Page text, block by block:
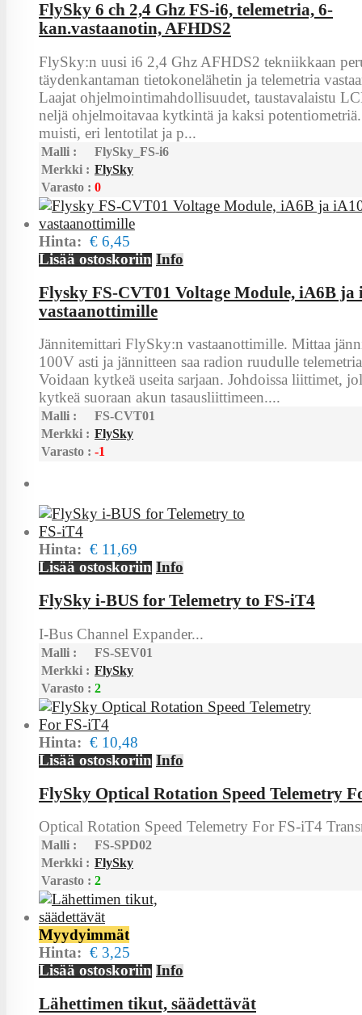
FlySky 6 ch 2,4 Ghz FS-i6, telemetria, 6-
kan.vastaanotin, AFHDS2
FlySky:n uusi i6 2,4 Ghz AFHDS2 tekniikkaan
täydenkantaman tietokonelähetin ja telemetria
Laajat ohjelmointimahdollisuudet, taustavalaistu
neljä ohjelmoitavaa kytkintä ja kaksi
muisti, eri lentotilat ja p...
Malli :
FlySky_FS-i6
Merkki : FlySky
Varasto : 0
Hinta: € 6,45
Lisää ostoskoriin Info
Flysky FS-CVT01 Voltage Module, iA6B ja
vastaanottimille
Jännitemittari FlySky:n vastaanottimille. Mittaa
100V asti ja jännitteen saa radion ruudulle
Voidaan kytkeä useita sarjaan. Johdoissa liittimet,
kytkeä suoraan akun tasausliittimeen....
Malli :
FS-CVT01
Merkki : FlySky
Varasto : -1
Hinta: € 11,69
Lisää ostoskoriin Info
FlySky i-BUS for Telemetry to FS-iT4
I-Bus Channel Expander...
Malli :
FS-SEV01
Merkki : FlySky
Varasto : 2
Hinta: € 10,48
Lisää ostoskoriin Info
FlySky Optical Rotation Speed Telemetry
Optical Rotation Speed Telemetry For FS-iT4
Malli :
FS-SPD02
Merkki : FlySky
Varasto : 2
Myydyimmät
Hinta: € 3,25
Lisää ostoskoriin Info
Lähettimen tikut, säädettävät